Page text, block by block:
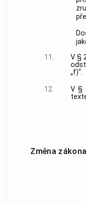
11.
V §
„f)“.
12.
V §
Změna